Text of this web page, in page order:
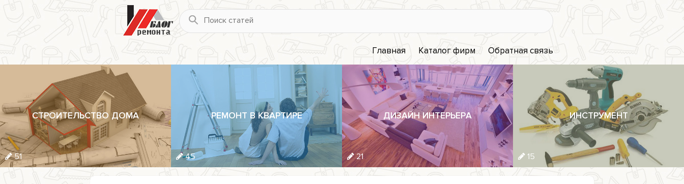
Обратная связь
Каталог фирм
Главная
СТРОИТЕЛЬСТВО ДОМА
51
РЕМОНТ В КВАРТИРЕ
45
ДИЗАЙН ИНТЕРЬЕРА
21
ИНСТРУМЕНТ
15